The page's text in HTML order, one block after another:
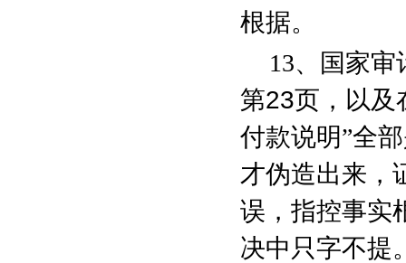
根据。
13、国家审
第23页，以及
付款说明”全
才伪造出来，
误，指控事实
决中只字不提